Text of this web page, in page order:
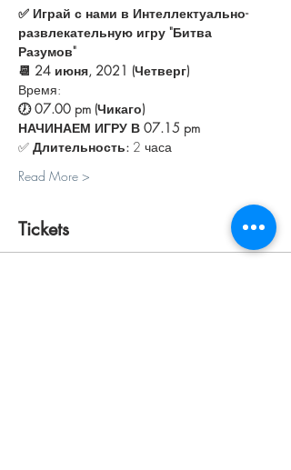
✅ Играй с нами в Интеллектуально-
развлекательную игру "Битва
Разумов"
📆 24 июня, 2021 (Четверг)
Время:
🕖 07.00 pm (Чикаго)
НАЧИНАЕМ ИГРУ В 07.15 pm
✅ Длительность: 2 часа
Read More >
Tickets